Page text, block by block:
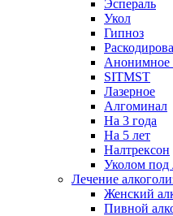
Эспераль
Укол
Гипноз
Анонимное
SITMST
Лазерное
Алгоминал
На 3 года
На 5 лет
Налтрексон
Уколом под
Лечение
Женский
Пивной